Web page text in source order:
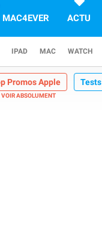
MAC4EVER ACTU
IPAD MAC WATCH
Promos Apple